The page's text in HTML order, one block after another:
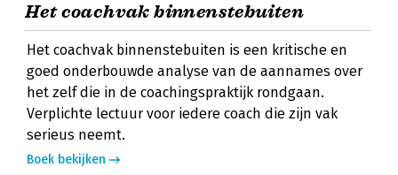
Het coachvak binnenstebuiten
Het coachvak binnenstebuiten is een kritische en
goed onderbouwde analyse van de aannames over
het zelf die in de coachingspraktijk rondgaan.
Verplichte lectuur voor iedere coach die zijn vak
serieus neemt.
Boek bekijken